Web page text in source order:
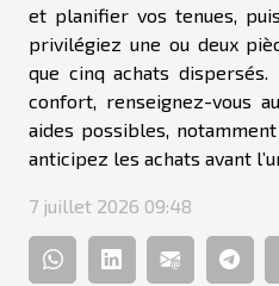
et planifier vos tenues,
privilégiez une ou deux
que cinq achats
confort, renseignez-vous
aides possibles,
anticipez les achats avant
7 juillet 2026 09:48